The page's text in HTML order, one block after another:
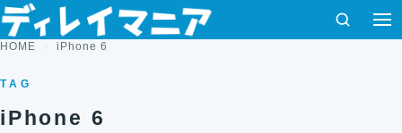
コンテンツへスキップ
検索
HOME iPhone 6
TAG
iPhone 6